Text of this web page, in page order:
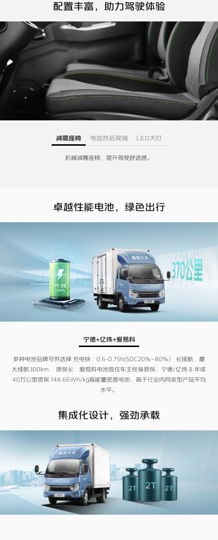
配置丰富，助力驾驶体验
减震座椅 电加热后视镜 LED大灯
机械减震座椅，提升驾驶舒适感。
卓越性能电池，绿色出行
宁德+亿纬+爱易科
多种电池品牌可供选择 充电快：0.6-0.75h(SOC20%~80%） 长续航：最
大续航300km， 质保长：爱易科电池首任车主终身质保，宁德/亿纬 8 年或
40万公里质保 148.66Wh/kg高能量密度电池，高于行业内同类型产品平均
水平。
集成化设计，强劲承载